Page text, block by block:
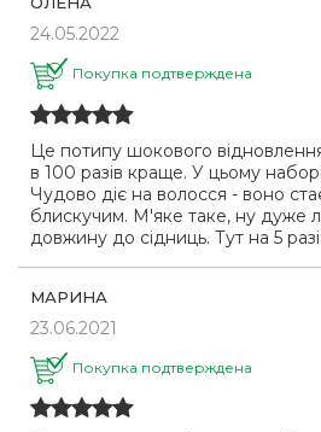
24.05.2022
Покупка подтверждена
Це потипу шокового
в 100 разів краще. У цьому
Чудово діє на волосся - воно
блискучим. М'яке таке, ну дуже
довжину до сідниць. Тут на 5
МАРИНА
23.06.2021
Покупка подтверждена